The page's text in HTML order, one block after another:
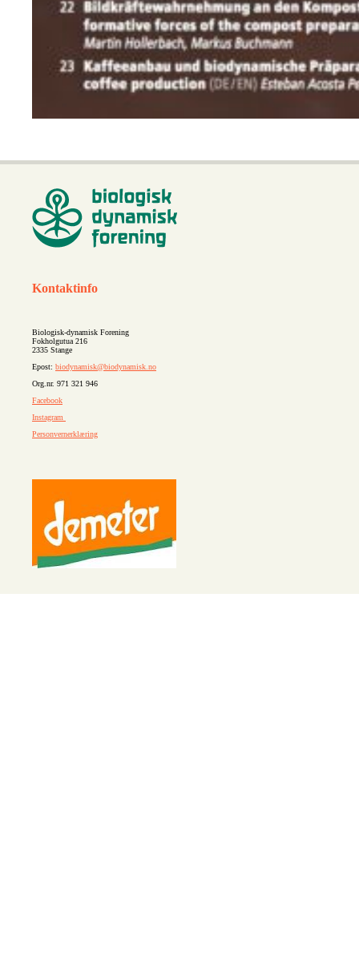
Kontaktinfo
Biologisk-dynamisk Forening
Fokholgutua 216
2335 Stange
Epost: biodynamisk@biodynamisk.no
Org.nr. 971 321 946
Facebook
Instagram
Personvernerklæring